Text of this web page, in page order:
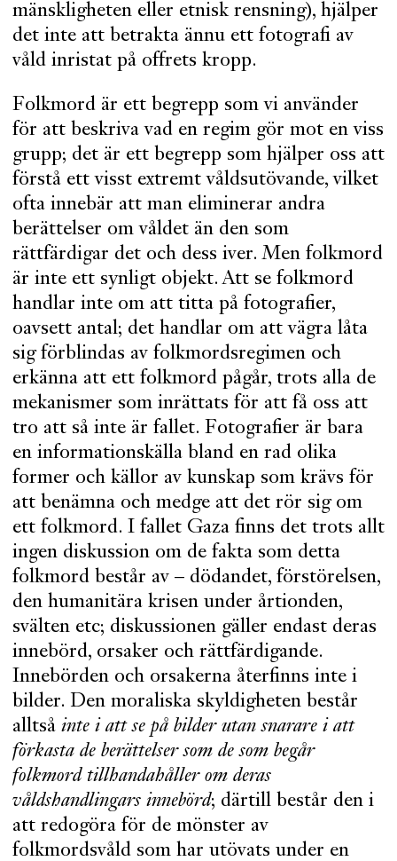
mänskligheten eller etnisk rensning), hjälper
det inte att betrakta ännu ett fotografi av
våld inristat på offrets kropp.
Folkmord är ett begrepp som vi använder
för att beskriva vad en regim gör mot en viss
grupp; det är ett begrepp som hjälper oss att
förstå ett visst extremt våldsutövande, vilket
ofta innebär att man eliminerar andra
berättelser om våldet än den som
rättfärdigar det och dess iver. Men folkmord
är inte ett synligt objekt. Att se folkmord
handlar inte om att titta på fotografier,
oavsett antal; det handlar om att vägra låta
sig förblindas av folkmordsregimen och
erkänna att ett folkmord pågår, trots alla de
mekanismer som inrättats för att få oss att
tro att så inte är fallet. Fotografier är bara
en informationskälla bland en rad olika
former och källor av kunskap som krävs för
att benämna och medge att det rör sig om
ett folkmord. I fallet Gaza finns det trots allt
ingen diskussion om de fakta som detta
folkmord består av – dödandet, förstörelsen,
den humanitära krisen under årtionden,
svälten etc; diskussionen gäller endast deras
innebörd, orsaker och rättfärdigande.
Innebörden och orsakerna återfinns inte i
bilder. Den moraliska skyldigheten består
alltså inte i att se på bilder utan snarare i att
förkasta de berättelser som de som begår
folkmord tillhandahåller om deras
våldshandlingars innebörd; därtill består den i
att redogöra för de mönster av
folkmordsvåld som har utövats under en